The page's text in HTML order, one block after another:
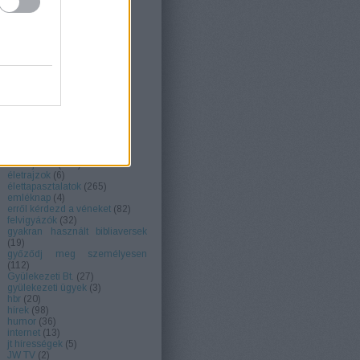
1919
4
betiltás (2)
ébredjetek! (554)
életrajzok (6)
élettapasztalatok (265)
emléknap (4)
erről kérdezd a véneket (82)
felvigyázók (32)
gyakran használt bibliaversek
(19)
győződj meg személyesen
(112)
Gyülekezeti Bt. (27)
gyülekezeti ügyek (3)
hbr (20)
hírek (98)
humor (36)
internet (13)
jt hírességek (5)
JW TV (2)